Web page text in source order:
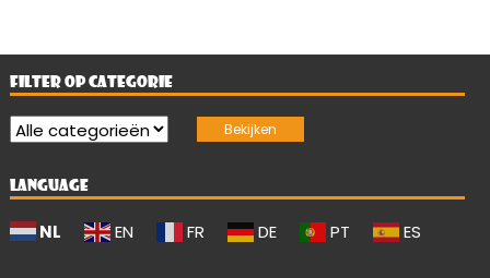
FILTER OP CATEGORIE
LANGUAGE
NL EN FR DE PT ES